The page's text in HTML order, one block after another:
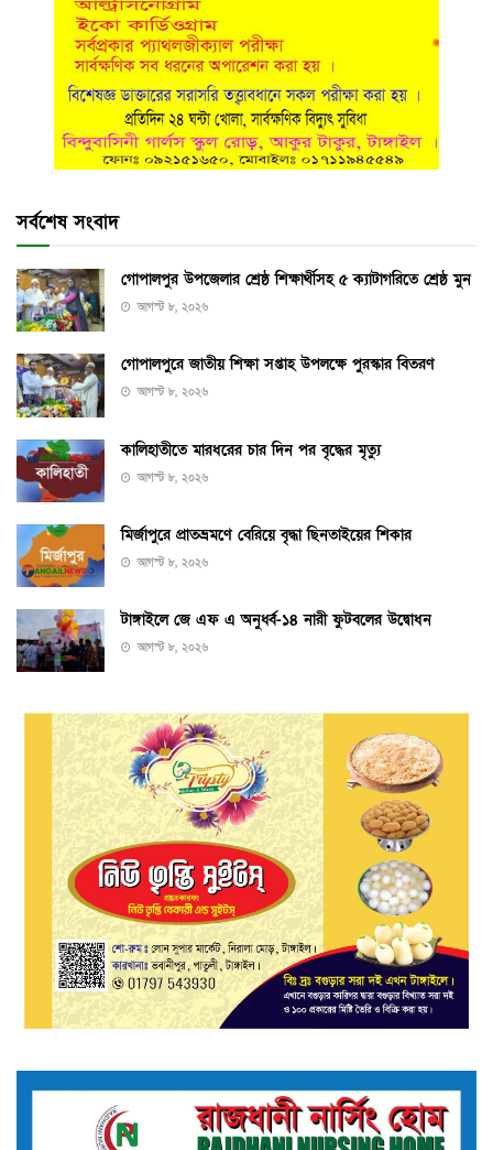
সর্বশেষ সংবাদ
গোপালপুর উপজেলার শ্রেষ্ঠ শিক্ষার্থীসহ ৫ ক্যাটাগরিতে শ্রেষ্ঠ মুন
আগস্ট ৮, ২০২৬
গোপালপুরে জাতীয় শিক্ষা সপ্তাহ উপলক্ষে পুরস্কার বিতরণ
আগস্ট ৮, ২০২৬
কালিহাতীতে মারধরের চার দিন পর বৃদ্ধের মৃত্যু
আগস্ট ৮, ২০২৬
মির্জাপুরে প্রাতভ্রমণে বেরিয়ে বৃদ্ধা ছিনতাইয়ের শিকার
আগস্ট ৮, ২০২৬
টাঙ্গাইলে জে এফ এ অনুর্ধ্ব-১৪ নারী ফুটবলের উদ্বোধন
আগস্ট ৮, ২০২৬